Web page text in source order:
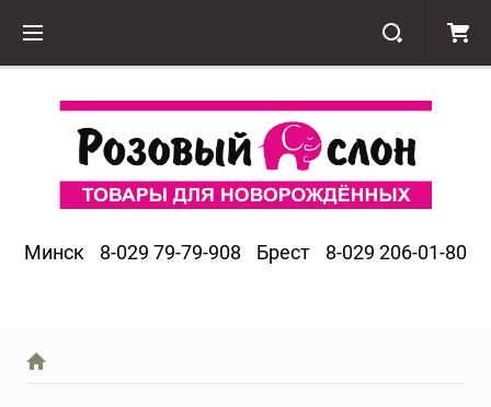
Минск 8-029 79-79-908 Брест 8-029 206-01-80